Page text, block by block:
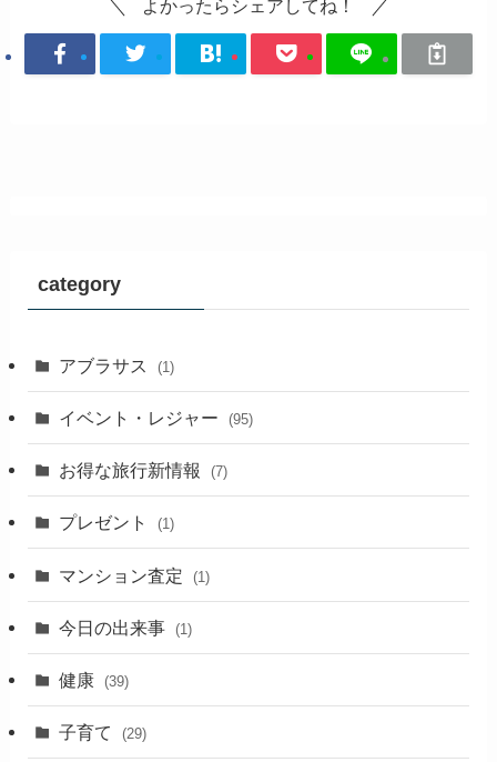
よかったらシェアしてね！
category
アブラサス (1)
イベント・レジャー (95)
お得な旅行新情報 (7)
プレゼント (1)
マンション査定 (1)
今日の出来事 (1)
健康 (39)
子育て (29)